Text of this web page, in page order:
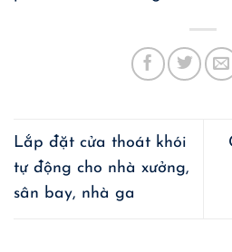
Lắp đặt cửa thoát khói
tự động cho nhà xưởng,
sân bay, nhà ga